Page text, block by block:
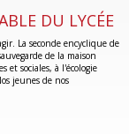
DU LYCÉE
La seconde encyclique de
de la maison
et sociales, à l'écologie
jeunes de nos